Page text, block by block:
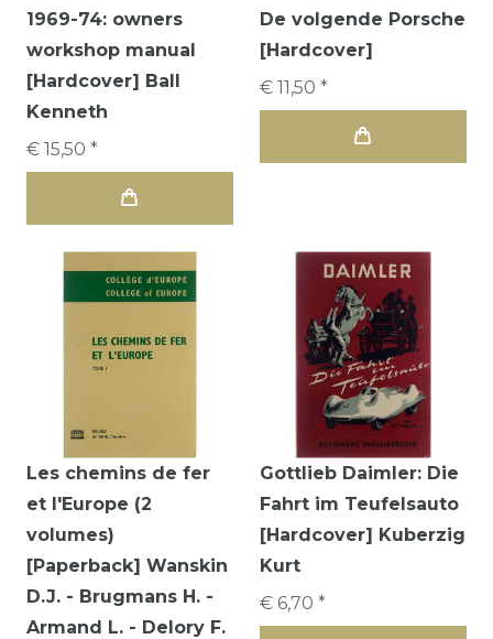
1969-74: owners
workshop manual
[Hardcover] Ball
Kenneth
€ 15,50 *
De volgende Porsche
[Hardcover]
€ 11,50 *
Les chemins de fer
et l'Europe (2
volumes)
[Paperback] Wanskin
D.J. - Brugmans H. -
Armand L. - Delory F.
Gottlieb Daimler: Die
Fahrt im Teufelsauto
[Hardcover] Kuberzig
Kurt
€ 6,70 *